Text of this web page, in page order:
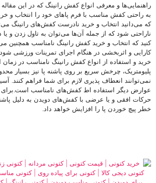
راهنمایی‌ها و معرفی انواع کفش رانینگ که در این مقاله
به راحتی کفش‌ مناسب با فرم پاهای خود را انتخاب و
که می‌دانید انتخاب و خرید نادرست کفش‌های رانینگ
ناراحتی شود که از جمله آن‌ها می‌توان به تاول زدن و یا
کنید که انتخاب و خرید کفش رانینگ نامناسب همچنین
کارایی و اثربخشی در هنگام اجرای تمرینات ورزشی
خرید و استفاده از انواع کفش رانینگ نامناسب در زمان
پلیومتریک، چرخش سریع بر روی پاشنه پا نیز بسیار
نمی‌توانند انعطاف پذیری لازم برای شما فراهم کنند.
عوارض دیگر استفاده اط کفش‌های نامناسب است.برای
حرکات افقی و یا عرضی با کفش‌های دویدن به دلیل
خطر پیچ خوردن پا را افزایش خواهد داد.